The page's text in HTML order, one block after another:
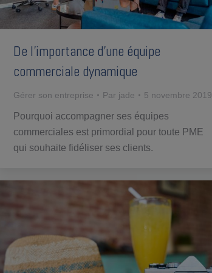
De l’importance d’une équipe
commerciale dynamique
Gérer son entreprise Par jade 5 novembre 2019
Pourquoi accompagner ses équipes
commerciales est primordial pour toute PME
qui souhaite fidéliser ses clients.